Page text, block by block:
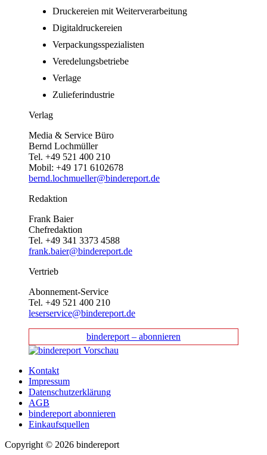
Druckereien mit Weiterverarbeitung
Digitaldruckereien
Verpackungsspezialisten
Veredelungsbetriebe
Verlage
Zulieferindustrie
Verlag
Media & Service Büro
Bernd Lochmüller
Tel. +49 521 400 210
Mobil: +49 171 6102678
bernd.lochmueller@bindereport.de
Redaktion
Frank Baier
Chefredaktion
Tel. +49 341 3373 4588
frank.baier@bindereport.de
Vertrieb
Abonnement-Service
Tel. +49 521 400 210
leserservice@bindereport.de
bindereport – abonnieren
Kontakt
Impressum
Datenschutzerklärung
AGB
bindereport abonnieren
Einkaufsquellen
Copyright © 2026 bindereport